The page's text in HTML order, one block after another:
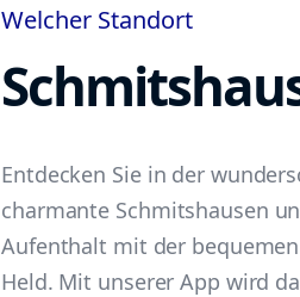
Welcher Standort
Entdecken Sie in der
charmante Schmitshausen
Aufenthalt mit der
Held. Mit unserer App wird